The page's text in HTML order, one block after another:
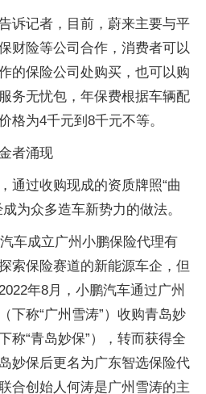
诉记者，目前，蔚来主要与平
财险等公司合作，消费者可以
的保险公司处购买，也可以购
务无忧包，年保费根据车辆配
格为4千元到8千元不等。
者涌现
通过收购现成的资质牌照“曲
为众多造车新势力的做法。
车成立广州小鹏保险代理有
索保险赛道的新能源车企，但
年8月，小鹏汽车通过广州
下称“广州雪涛”）收购青岛妙
称“青岛妙保”），转而获得全
妙保后更名为广东智选保险代
合创始人何涛是广州雪涛的主